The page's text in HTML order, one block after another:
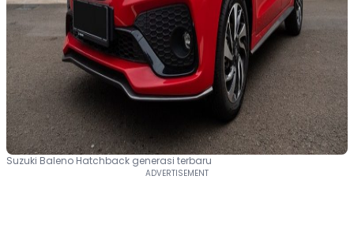
Suzuki Baleno Hatchback generasi terbaru